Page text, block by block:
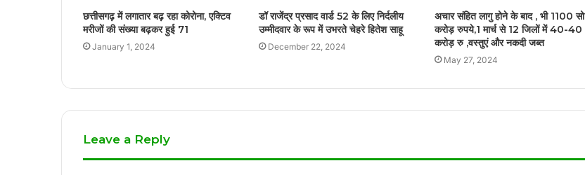
बिलासपुर हाईकोर्ट ने माना स्कूल परिसर में जबरन
घुसना अपराध, NSUI नेता की याचिका की खारिज
दिल, ठेठरी-खुरमी की रेसिपी तक पहुँची बात
छत्तीसगढ़ में लगातार बढ़ रहा कोरोना, एक्टिव
मरीजों की संख्या बढ़कर हुई 71
January 1, 2024
डॉ राजेंद्र प्रसाद वार्ड 52 के लिए निर्दलीय
उम्मीदवार के रूप में उभरते चेहरे हितेश साहू
December 22, 2024
अचार संहित लागु होने के बाद , भी 1100 सो
करोड़ रुपये,1 मार्च से 12 जिलों में 40-40
करोड़ रु ,वस्तुएं और नकदी जब्त
May 27, 2024
Leave a Reply